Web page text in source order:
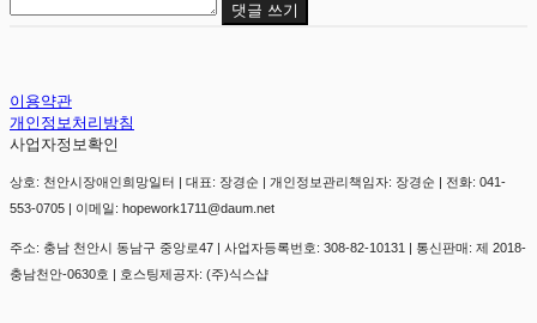
댓글 쓰기
이용약관
개인정보처리방침
사업자정보확인
상호: 천안시장애인희망일터 | 대표: 장경순 | 개인정보관리책임자: 장경순 | 전화: 041-
553-0705 | 이메일: hopework1711@daum.net
주소: 충남 천안시 동남구 중앙로47 | 사업자등록번호: 308-82-10131 | 통신판매: 제 2018-
충남천안-0630호 | 호스팅제공자: (주)식스샵